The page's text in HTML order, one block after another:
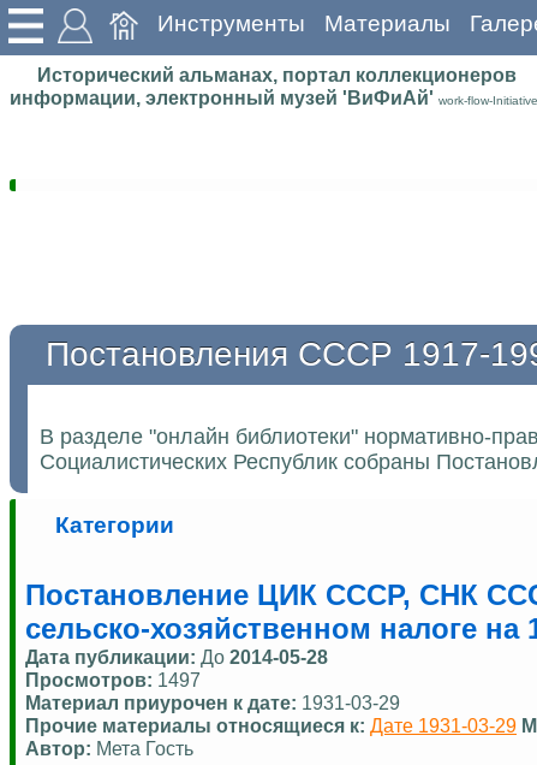
Инструменты Материалы
Исторический альманах, портал коллекционеров
информации, электронный музей 'ВиФиАй' work-flow-Initiative
Постановления СССР 1917-
В разделе "онлайн библиотеки" нормативно-
Социалистических Республик собраны
Категории
Постановление ЦИК СССР, СНК
сельско-хозяйственном налоге на
Дата публикации: До 2014-05-28
Просмотров: 1497
Материал приурочен к дате: 1931-03-29
Прочие материалы относящиеся к: Дате 1931-03-29
Автор: Мета Гость